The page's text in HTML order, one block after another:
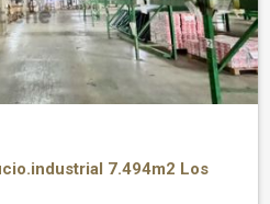
7.494m2 Los